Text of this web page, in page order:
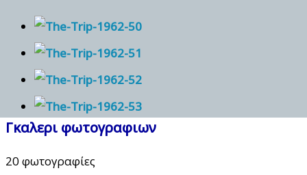
Γκαλερι φωτογραφιων
20 φωτογραφίες